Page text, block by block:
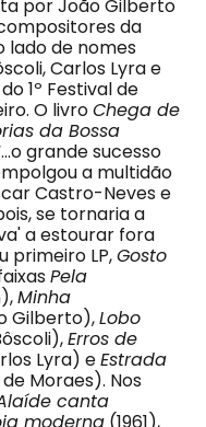
por João Gilberto
da
lado de nomes
Carlos Lyra e
1º Festival de
O livroChega de
da Bossa
grande sucesso
a multidão
Castro-Neves e
se tornaria a
a estourar fora
primeiro LP,Gosto
Pela
Minha
Gilberto),Lobo
Erros de
Lyra) eEstrada
Moraes). Nos
canta